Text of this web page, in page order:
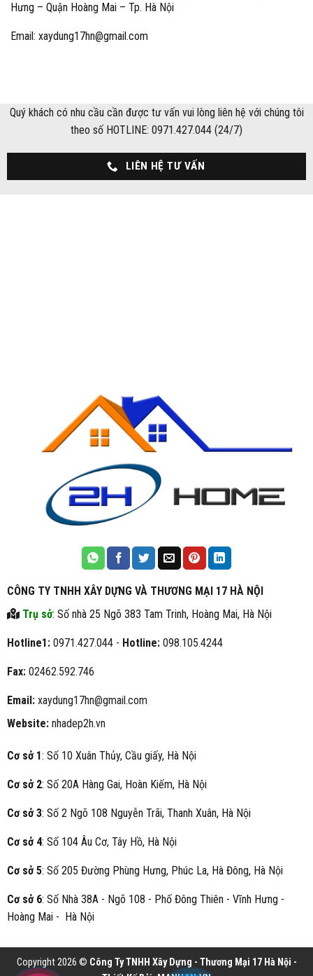
Hưng – Quận Hoàng Mai – Tp. Hà Nội
Email: xaydung17hn@gmail.com
Quý khách có nhu cầu cần được tư vấn vui lòng liên hệ với chúng tôi
theo số HOTLINE: 0971.427.044 (24/7)
LIÊN HỆ TƯ VẤN
CÔNG TY TNHH XÂY DỰNG VÀ THƯƠNG MẠI 17 HÀ NỘI
Trụ sở: Số nhà 25 Ngõ 383 Tam Trinh, Hoàng Mai, Hà Nội
Hotline1:0971.427.044 - Hotline:098.105.4244
Fax:02462.592.746
Email:xaydung17hn@gmail.com
Website:nhadep2h.vn
Cơ sở 1: Số 10 Xuân Thủy, Cầu giấy, Hà Nội
Cơ sở 2: Số 20A Hàng Gai, Hoàn Kiếm, Hà Nội
Cơ sở 3: Số 2 Ngõ 108 Nguyễn Trãi, Thanh Xuân, Hà Nội
Cơ sở 4: Số 104 Âu Cơ, Tây Hồ, Hà Nội
Cơ sở 5: Số 205 Đường Phùng Hưng, Phúc La, Hà Đông, Hà Nội
Cơ sở 6: Số Nhà 38A - Ngõ 108 - Phố Đông Thiên - Vĩnh Hưng -
Hoàng Mai - Hà Nội
Copyright 2026 © Công Ty TNHH Xây Dựng - Thương Mại 17 Hà Nội -